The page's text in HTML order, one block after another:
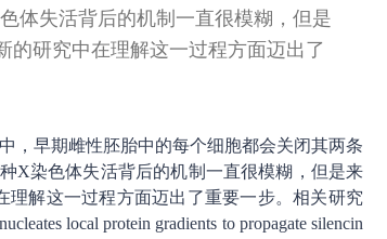
体失活背后的机制一直很模糊，但是
研究中在理解这一过程方面迈出了
，早期雌性胚胎中的每个细胞都会关闭其两条
X染色体失活背后的机制一直很模糊，但是来
解这一过程方面迈出了重要一步。相关研究
local protein gradients to propagate silencin